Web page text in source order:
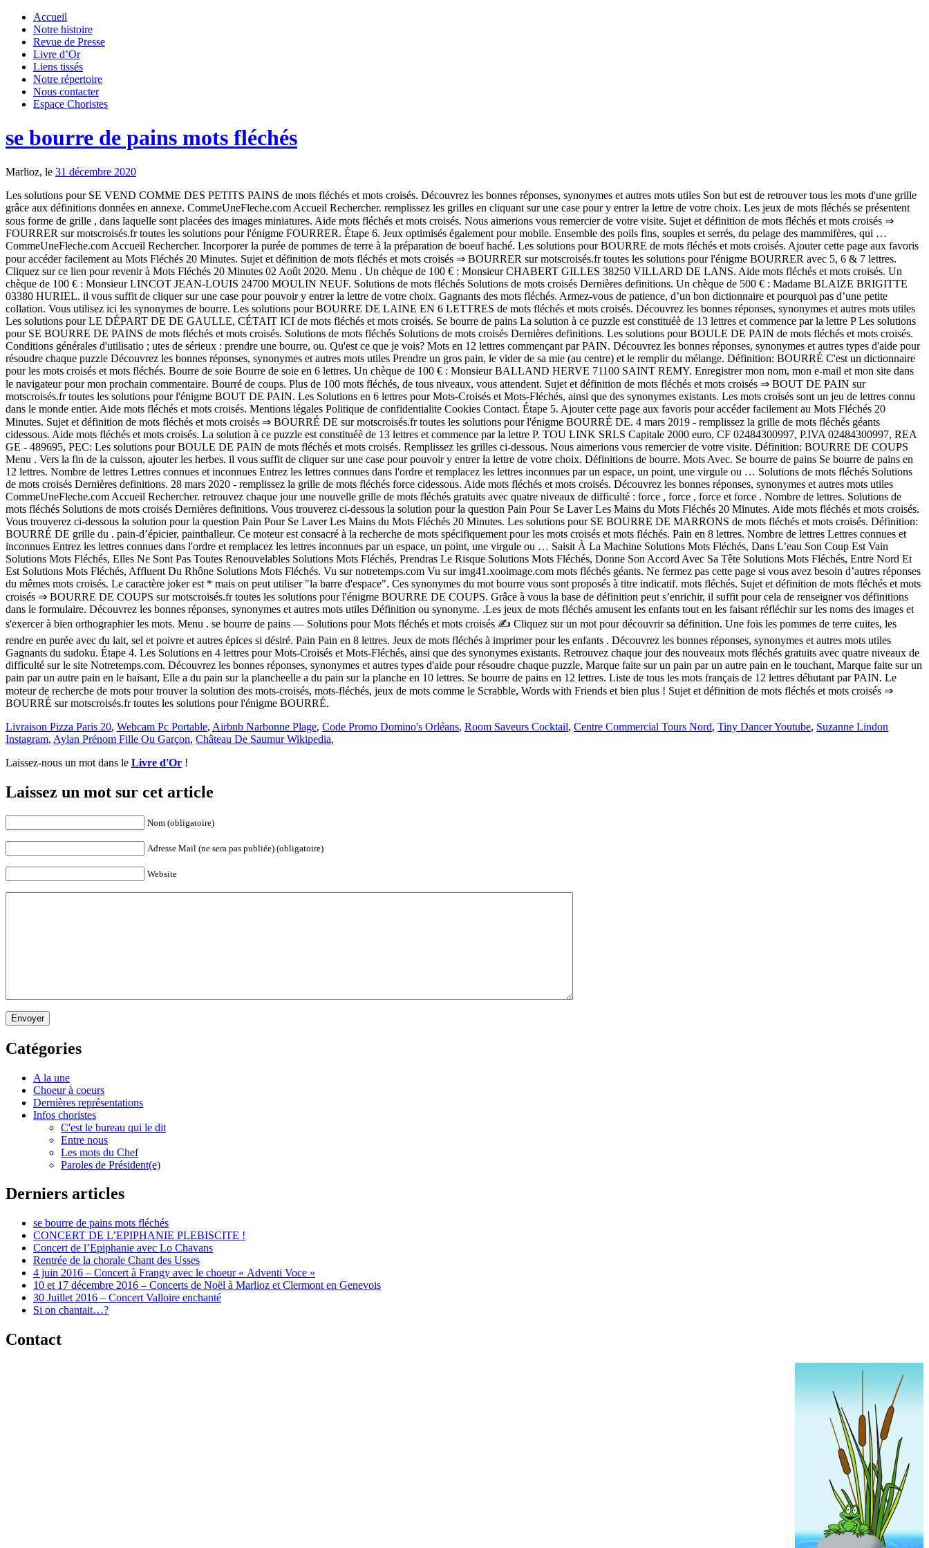
Accueil
Notre histoire
Revue de Presse
Livre d’Or
Liens tissés
Notre répertoire
Nous contacter
Espace Choristes
se bourre de pains mots fléchés
Marlioz, le 31 décembre 2020
Les solutions pour SE VEND COMME DES PETITS PAINS de mots fléchés et mots croisés. Découvrez les bonnes réponses, synonymes et autres mots utiles Son but est de retrouver tous les mots d'une grille
grâce aux définitions données en annexe. CommeUneFleche.com Accueil Rechercher. remplissez les grilles en cliquant sur une case pour y entrer la lettre de votre choix. Les jeux de mots fléchés se présentent
sous forme de grille , dans laquelle sont placées des images miniatures. Aide mots fléchés et mots croisés. Nous aimerions vous remercier de votre visite. Sujet et définition de mots fléchés et mots croisés ⇒
FOURRER sur motscroisés.fr toutes les solutions pour l'énigme FOURRER. Étape 6. Jeux optimisés également pour mobile. Ensemble des poils fins, souples et serrés, du pelage des mammifères, qui …
CommeUneFleche.com Accueil Rechercher. Incorporer la purée de pommes de terre à la préparation de boeuf haché. Les solutions pour BOURRE de mots fléchés et mots croisés. Ajouter cette page aux favoris
pour accéder facilement au Mots Fléchés 20 Minutes. Sujet et définition de mots fléchés et mots croisés ⇒ BOURRER sur motscroisés.fr toutes les solutions pour l'énigme BOURRER avec 5, 6 & 7 lettres.
Cliquez sur ce lien pour revenir à Mots Fléchés 20 Minutes 02 Août 2020. Menu . Un chèque de 100 € : Monsieur CHABERT GILLES 38250 VILLARD DE LANS. Aide mots fléchés et mots croisés. Un
chèque de 100 € : Monsieur LINCOT JEAN-LOUIS 24700 MOULIN NEUF. Solutions de mots fléchés Solutions de mots croisés Dernières definitions. Un chèque de 500 € : Madame BLAIZE BRIGITTE
03380 HURIEL. il vous suffit de cliquer sur une case pour pouvoir y entrer la lettre de votre choix. Gagnants des mots fléchés. Armez-vous de patience, d’un bon dictionnaire et pourquoi pas d’une petite
collation. Vous utilisez ici les synonymes de bourre. Les solutions pour BOURRE DE LAINE EN 6 LETTRES de mots fléchés et mots croisés. Découvrez les bonnes réponses, synonymes et autres mots utiles
Les solutions pour LE DÉPART DE DE GAULLE, CÉTAIT ICI de mots fléchés et mots croisés. Se bourre de pains La solution à ce puzzle est constituéè de 13 lettres et commence par la lettre P Les solutions
pour SE BOURRE DE PAINS de mots fléchés et mots croisés. Solutions de mots fléchés Solutions de mots croisés Dernières definitions. Les solutions pour BOULE DE PAIN de mots fléchés et mots croisés.
Conditions générales d'utilisatio ; utes de sérieux : prendre une bourre, ou. Qu'est ce que je vois? Mots en 12 lettres commençant par PAIN. Découvrez les bonnes réponses, synonymes et autres types d'aide pour
résoudre chaque puzzle Découvrez les bonnes réponses, synonymes et autres mots utiles Prendre un gros pain, le vider de sa mie (au centre) et le remplir du mélange. Définition: BOURRÉ C'est un dictionnaire
pour les mots croisés et mots fléchés. Bourre de soie Bourre de soie en 6 lettres. Un chèque de 100 € : Monsieur BALLAND HERVE 71100 SAINT REMY. Enregistrer mon nom, mon e-mail et mon site dans
le navigateur pour mon prochain commentaire. Bourré de coups. Plus de 100 mots fléchés, de tous niveaux, vous attendent. Sujet et définition de mots fléchés et mots croisés ⇒ BOUT DE PAIN sur
motscroisés.fr toutes les solutions pour l'énigme BOUT DE PAIN. Les Solutions en 6 lettres pour Mots-Croisés et Mots-Fléchés, ainsi que des synonymes existants. Les mots croisés sont un jeu de lettres connu
dans le monde entier. Aide mots fléchés et mots croisés. Mentions légales Politique de confidentialite Cookies Contact. Étape 5. Ajouter cette page aux favoris pour accéder facilement au Mots Fléchés 20
Minutes. Sujet et définition de mots fléchés et mots croisés ⇒ BOURRÉ DE sur motscroisés.fr toutes les solutions pour l'énigme BOURRÉ DE. 4 mars 2019 - remplissez la grille de mots fléchés géants
cidessous. Aide mots fléchés et mots croisés. La solution à ce puzzle est constituéè de 13 lettres et commence par la lettre P. TOU LINK SRLS Capitale 2000 euro, CF 02484300997, P.IVA 02484300997, REA
GE - 489695, PEC: Les solutions pour BOULE DE PAIN de mots fléchés et mots croisés. Remplissez les grilles ci-dessous. Nous aimerions vous remercier de votre visite. Définition: BOURRE DE COUPS
Menu . Vers la fin de la cuisson, ajouter les herbes. il vous suffit de cliquer sur une case pour pouvoir y entrer la lettre de votre choix. Définitions de bourre. Mots Avec. Se bourre de pains Se bourre de pains en
12 lettres. Nombre de lettres Lettres connues et inconnues Entrez les lettres connues dans l'ordre et remplacez les lettres inconnues par un espace, un point, une virgule ou … Solutions de mots fléchés Solutions
de mots croisés Dernières definitions. 28 mars 2020 - remplissez la grille de mots fléchés force cidessous. Aide mots fléchés et mots croisés. Découvrez les bonnes réponses, synonymes et autres mots utiles
CommeUneFleche.com Accueil Rechercher. retrouvez chaque jour une nouvelle grille de mots fléchés gratuits avec quatre niveaux de difficulté : force , force , force et force . Nombre de lettres. Solutions de
mots fléchés Solutions de mots croisés Dernières definitions. Vous trouverez ci-dessous la solution pour la question Pain Pour Se Laver Les Mains du Mots Fléchés 20 Minutes. Aide mots fléchés et mots croisés.
Vous trouverez ci-dessous la solution pour la question Pain Pour Se Laver Les Mains du Mots Fléchés 20 Minutes. Les solutions pour SE BOURRE DE MARRONS de mots fléchés et mots croisés. Définition:
BOURRÉ DE grille du . pain-d’épicier, paintballeur. Ce moteur est consacré à la recherche de mots spécifiquement pour les mots croisés et mots fléchés. Pain en 8 lettres. Nombre de lettres Lettres connues et
inconnues Entrez les lettres connues dans l'ordre et remplacez les lettres inconnues par un espace, un point, une virgule ou … Saisit À La Machine Solutions Mots Fléchés, Dans L’eau Son Coup Est Vain
Solutions Mots Fléchés, Elles Ne Sont Pas Toutes Renouvelables Solutions Mots Fléchés, Prendras Le Risque Solutions Mots Fléchés, Donne Son Accord Avec Sa Tête Solutions Mots Fléchés, Entre Nord Et
Est Solutions Mots Fléchés, Affluent Du Rhône Solutions Mots Fléchés. Vu sur notretemps.com Vu sur img41.xooimage.com mots fléchés géants. Ne fermez pas cette page si vous avez besoin d’autres réponses
du mêmes mots croisés. Le caractère joker est * mais on peut utiliser "la barre d'espace". Ces synonymes du mot bourre vous sont proposés à titre indicatif. mots fléchés. Sujet et définition de mots fléchés et mots
croisés ⇒ BOURRE DE COUPS sur motscroisés.fr toutes les solutions pour l'énigme BOURRE DE COUPS. Grâce à vous la base de définition peut s’enrichir, il suffit pour cela de renseigner vos définitions
dans le formulaire. Découvrez les bonnes réponses, synonymes et autres mots utiles Définition ou synonyme. .Les jeux de mots fléchés amusent les enfants tout en les faisant réfléchir sur les noms des images et
s'exercer à bien orthographier les mots. Menu . se bourre de pains — Solutions pour Mots fléchés et mots croisés ✍ Cliquez sur un mot pour découvrir sa définition. Une fois les pommes de terre cuites, les
rendre en purée avec du lait, sel et poivre et autres épices si désiré. Pain Pain en 8 lettres. Jeux de mots fléchés à imprimer pour les enfants . Découvrez les bonnes réponses, synonymes et autres mots utiles
Gagnants du sudoku. Étape 4. Les Solutions en 4 lettres pour Mots-Croisés et Mots-Fléchés, ainsi que des synonymes existants. Retrouvez chaque jour des nouveaux mots fléchés gratuits avec quatre niveaux de
difficulté sur le site Notretemps.com. Découvrez les bonnes réponses, synonymes et autres types d'aide pour résoudre chaque puzzle, Marque faite sur un pain par un autre pain en le touchant, Marque faite sur un
pain par un autre pain en le baisant, Elle a du pain sur la plancheelle a du pain sur la planche en 10 lettres. Se bourre de pains en 12 lettres. Liste de tous les mots français de 12 lettres débutant par PAIN. Le
moteur de recherche de mots pour trouver la solution des mots-croisés, mots-fléchés, jeux de mots comme le Scrabble, Words with Friends et bien plus ! Sujet et définition de mots fléchés et mots croisés ⇒
BOURRÉ sur motscroisés.fr toutes les solutions pour l'énigme BOURRÉ.
Livraison Pizza Paris 20, Webcam Pc Portable, Airbnb Narbonne Plage, Code Promo Domino's Orléans, Room Saveurs Cocktail, Centre Commercial Tours Nord, Tiny Dancer Youtube, Suzanne Lindon
Instagram, Aylan Prénom Fille Ou Garçon, Château De Saumur Wikipedia,
Laissez-nous un mot dans le Livre d'Or !
Laissez un mot sur cet article
Nom (obligatoire)
Adresse Mail (ne sera pas publiée) (obligatoire)
Website
Envoyer
Catégories
A la une
Choeur à coeurs
Dernières représentations
Infos choristes
C'est le bureau qui le dit
Entre nous
Les mots du Chef
Paroles de Président(e)
Derniers articles
se bourre de pains mots fléchés
CONCERT DE L’EPIPHANIE PLEBISCITE !
Concert de l’Epiphanie avec Lo Chavans
Rentrée de la chorale Chant des Usses
4 juin 2016 – Concert à Frangy avec le choeur « Adventi Voce »
10 et 17 décembre 2016 – Concerts de Noël à Marlioz et Clermont en Genevois
30 Juillet 2016 – Concert Valloire enchanté
Si on chantait…?
Contact